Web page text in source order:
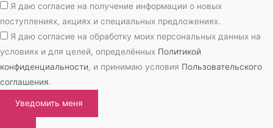
Я даю согласие на получение информации о новых
поступлениях, акциях и специальных предложениях.
Я даю согласие на обработку моих персональных данных на
условиях и для целей, определённых Политикой
конфиденциальности, и принимаю условия Пользовательского
соглашения.
Уведомить меня